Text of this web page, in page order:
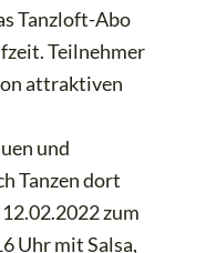
Tanzloft-Abo
Teilnehmer
attraktiven
und
Tanzen dort
zum
Uhr mit Salsa,